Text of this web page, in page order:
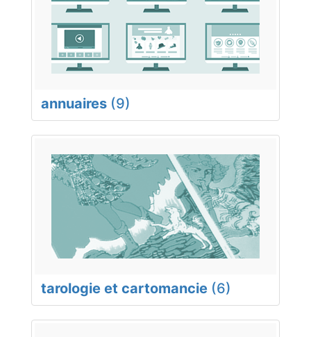
annuaires (9)
tarologie et cartomancie (6)